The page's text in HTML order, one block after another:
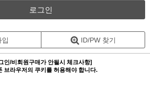
로그인
입 ID/PW 찾기
인/비회원구매가 안될시 체크사항]
브라우저의 쿠키를 허용해야 합니다.